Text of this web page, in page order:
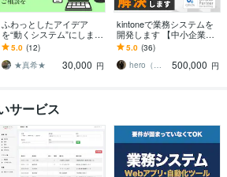
ふわっとしたアイデア
を“動くシステム”にします
【相見積り可】【即日返
信】【安心保証あり】
5.0 (12)
★真希★
30,000 円
kintoneで業務システムを
開発します 【中小企業向
け】専用システムの構築
で社内DXをサポート
5.0 (36)
hero（ヒーロー）｜kintone
500,000 円
サービス